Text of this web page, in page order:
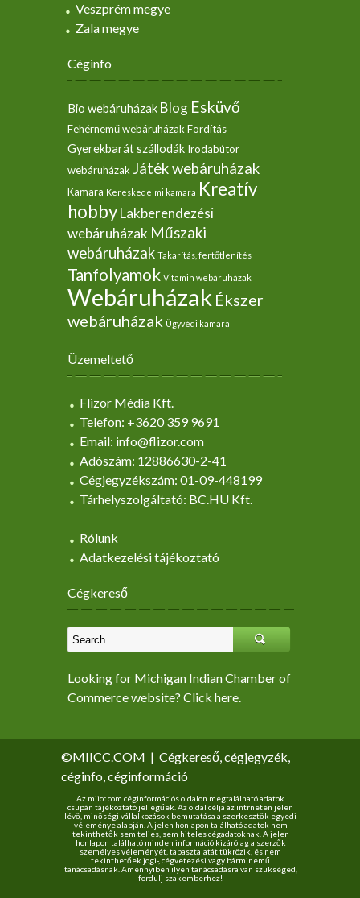
Veszprém megye
Zala megye
Céginfo
Bio webáruházak Blog Esküvő
Fehérnemű webáruházakFordítás
Gyerekbarát szállodák Irodabútor
webáruházakJáték webáruházak
Kamara Kereskedelmi kamara Kreatív
hobbyLakberendezési
webáruházak Műszaki
webáruházak Takarítás, fertőtlenítés
Tanfolyamok Vitamin webáruházak
Webáruházak Ékszer
webáruházak Ügyvédi kamara
Üzemeltető
Flizor Média Kft.
Telefon: +3620 359 9691
Email: info@flizor.com
Adószám: 12886630-2-41
Cégjegyzékszám: 01-09-448199
Tárhelyszolgáltató: BC.HU Kft.
Rólunk
Adatkezelési tájékoztató
Cégkereső
Looking for Michigan Indian Chamber of
Commerce website? Click here.
©MIICC.COM | Cégkereső, cégjegyzék,
céginfo, céginformáció
Az miicc.com céginformációs oldalon megtalálható adatok
csupán tájékoztató jellegűek. Az oldal célja az intrneten jelen
lévő, minőségi vállalkozások bemutatása a szerkesztők egyedi
véleménye alapján. A jelen honlapon található adatok nem
tekinthetők sem teljes, sem hiteles cégadatoknak. A jelen
honlapon található minden információ kizárólag a szerzők
személyes véleményét, tapasztalatát tükrözik, és nem
tekinthetőek jogi-, cégvetezési vagy bárminemű
tanácsadásnak. Amennyiben ilyen tanácsadásra van szükséged,
fordulj szakemberhez!